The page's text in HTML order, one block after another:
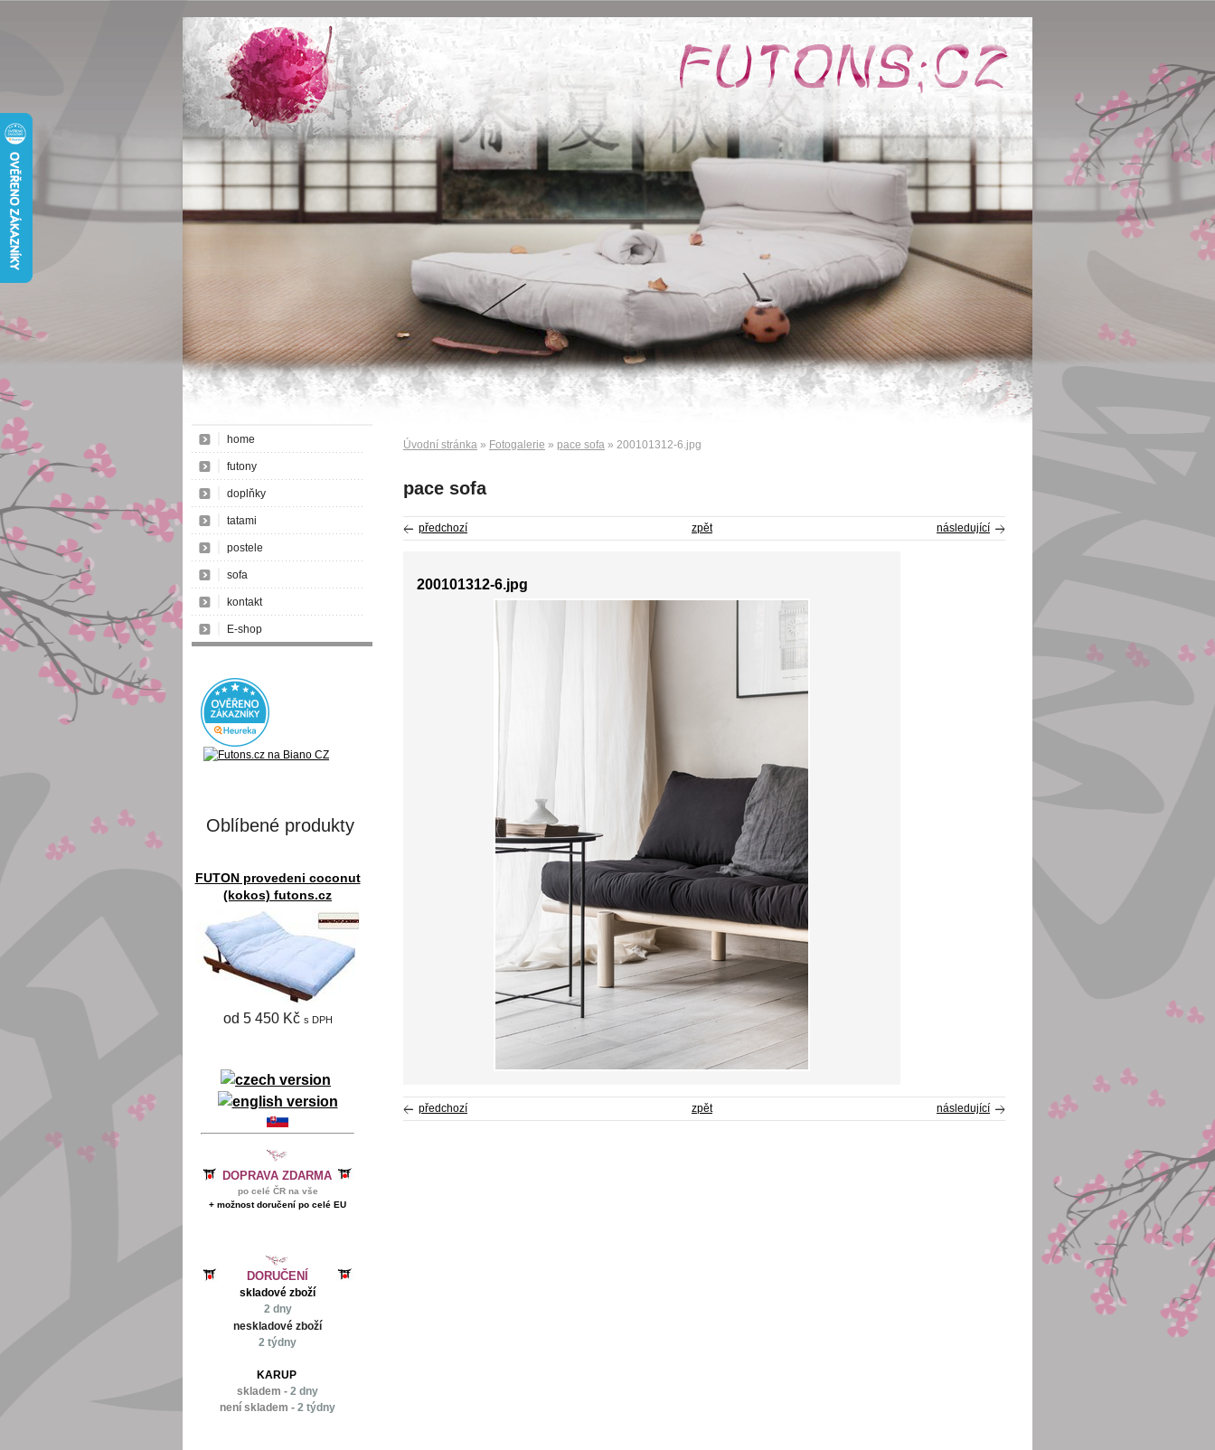
Úvodní stránka » Fotogalerie » pace sofa » 200101312-6.jpg
pace sofa
předchozí následující
zpět
200101312-6.jpg
předchozí následující
zpět
home
futony
doplňky
tatami
postele
sofa
kontakt
E-shop
Oblíbené produkty
FUTON provedeni coconut
(kokos) futons.cz
od 5 450 Kč s DPH
DOPRAVA ZDARMA
po celé ČR na vše
+ možnost doručení po celé EU
DORUČENÍ
skladové zboží
2 dny
neskladové zboží
2 týdny
KARUP
skladem - 2 dny
není skladem - 2 týdny